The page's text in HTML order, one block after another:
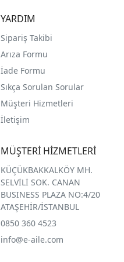
YARDIM
Sipariş Takibi
Arıza Formu
İade Formu
Sıkça Sorulan Sorular
Müşteri Hizmetleri
İletişim
MÜŞTERİ HİZMETLERİ
KÜÇÜKBAKKALKÖY MH.
SELVİLİ SOK. CANAN
BUSINESS PLAZA NO:4/20
ATAŞEHİR/İSTANBUL
0850 360 4523
info@e-aile.com